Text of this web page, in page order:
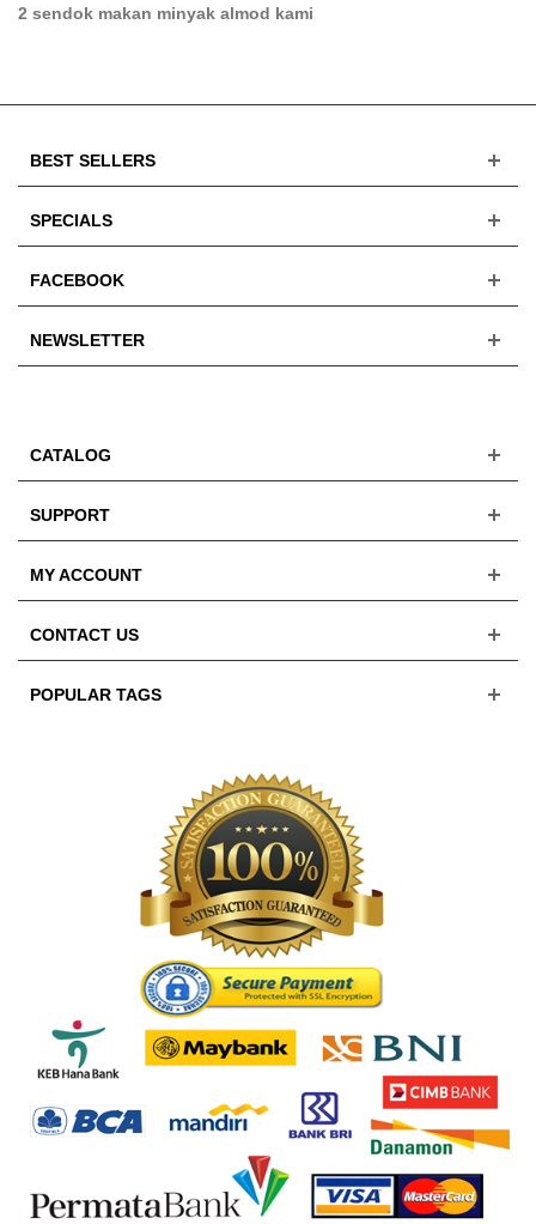
2 sendok makan minyak almod kami
BEST SELLERS
SPECIALS
FACEBOOK
NEWSLETTER
CATALOG
SUPPORT
MY ACCOUNT
CONTACT US
POPULAR TAGS